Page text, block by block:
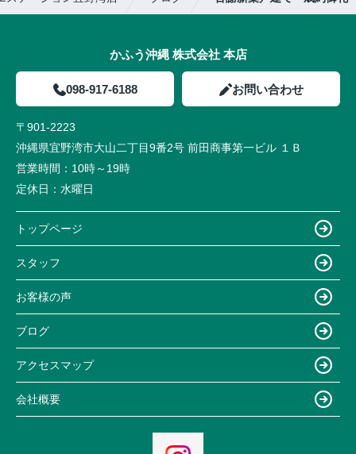
かふう沖縄 株式会社 本店
098-917-6188 お問い合わせ
〒901-2223
沖縄県宜野湾市大山二丁目9番2号 前田商事第一ビル １Ｂ
営業時間： 10時～19時
定休日： 水曜日
トップページ
スタッフ
お客様の声
ブログ
アクセスマップ
会社概要